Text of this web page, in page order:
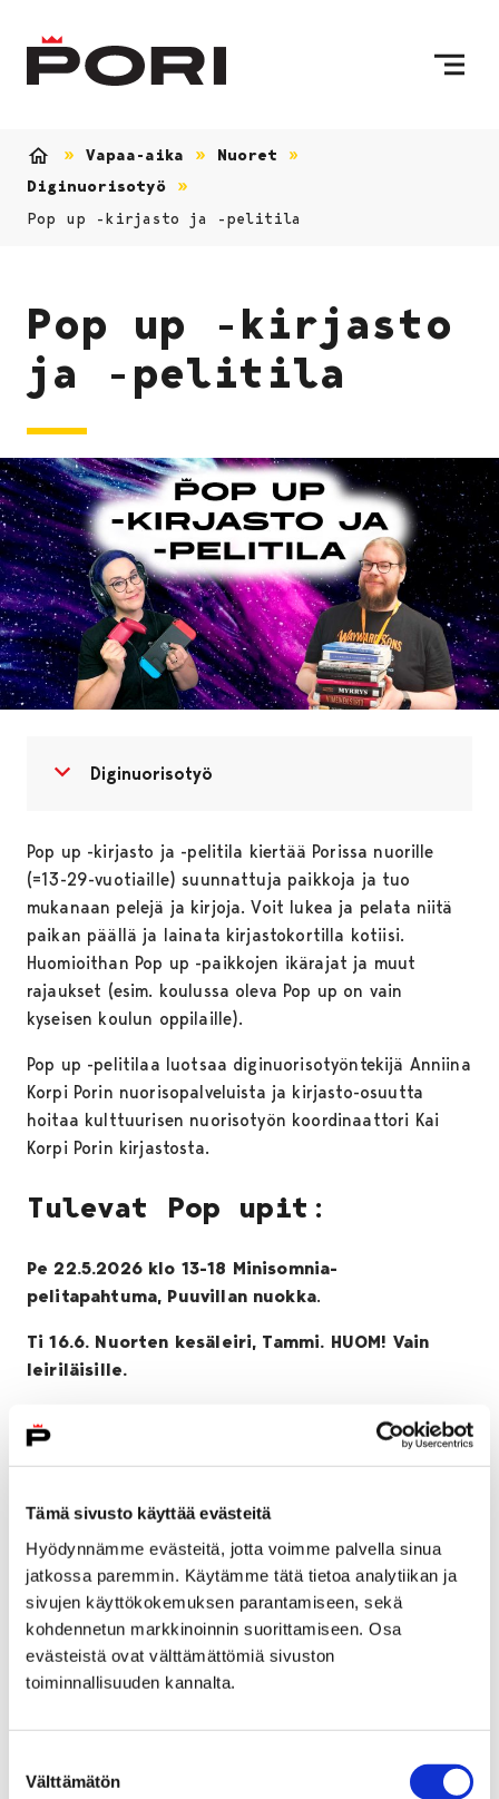
Tämä sivusto käyttää evästeitä
Hyödynnämme evästeitä, jotta voimme palvella sinua
jatkossa paremmin. Käytämme tätä tietoa analytiikan ja
sivujen käyttökokemuksen parantamiseen, sekä
kohdennetun markkinoinnin suorittamiseen. Osa
evästeistä ovat välttämättömiä sivuston
toiminnallisuuden kannalta.
valinta
Välttämätön
Vapaa-aika
Nuoret
Diginuorisotyö
Pop up -kirjasto ja -pelitila
Pop up -kirjasto
ja -pelitila
Avaa valikko
Sulje valikko
Diginuorisotyö
Pop up -kirjasto ja -pelitila kiertää Porissa nuorille
(=13-29-vuotiaille) suunnattuja paikkoja ja tuo
mukanaan pelejä ja kirjoja. Voit lukea ja pelata niitä
paikan päällä ja lainata kirjastokortilla kotiisi.
Huomioithan Pop up -paikkojen ikärajat ja muut
rajaukset (esim. koulussa oleva Pop up on vain
kyseisen koulun oppilaille).
Pop up -pelitilaa luotsaa diginuorisotyöntekijä Anniina
Korpi Porin nuorisopalveluista ja kirjasto-osuutta
hoitaa kulttuurisen nuorisotyön koordinaattori Kai
Korpi Porin kirjastosta.
Tulevat Pop upit:
Pe 22.5.2026 klo 13-18 Minisomnia-
pelitapahtuma, Puuvillan nuokka.
Ti 16.6. Nuorten kesäleiri, Tammi. HUOM! Vain
leiriläisille.
Haluaisitko meidät syyskaudella porilaisille nuorille
suunnattuun tapahtumaan, ryhmään tai muuhun
toimintaan? Pistä viestiä:
Kysy meitä kylään porilaisten
nuorten luo!